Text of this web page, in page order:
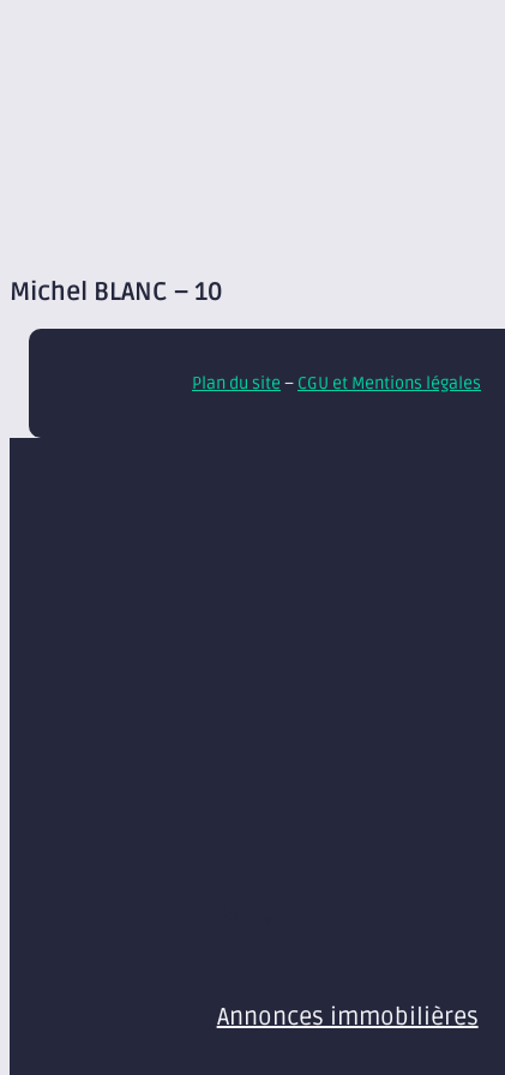
Michel BLANC – 10
Plan du site – CGU et Mentions légales
Annonces immobilières